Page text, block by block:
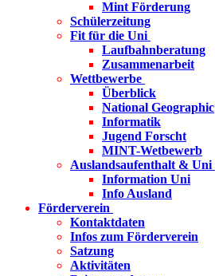
Mint Förderung
Schülerzeitung
Fit für die Uni
Laufbahnberatung
Zusammenarbeit
Wettbewerbe
Überblick
National Geographic
Informatik
Jugend Forscht
MINT-Wetbewerb
Auslandsaufenthalt & Uni
Information Uni
Info Ausland
Förderverein
Kontaktdaten
Infos zum Förderverein
Satzung
Aktivitäten